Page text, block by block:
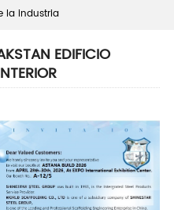
la industria
EDIFICIO